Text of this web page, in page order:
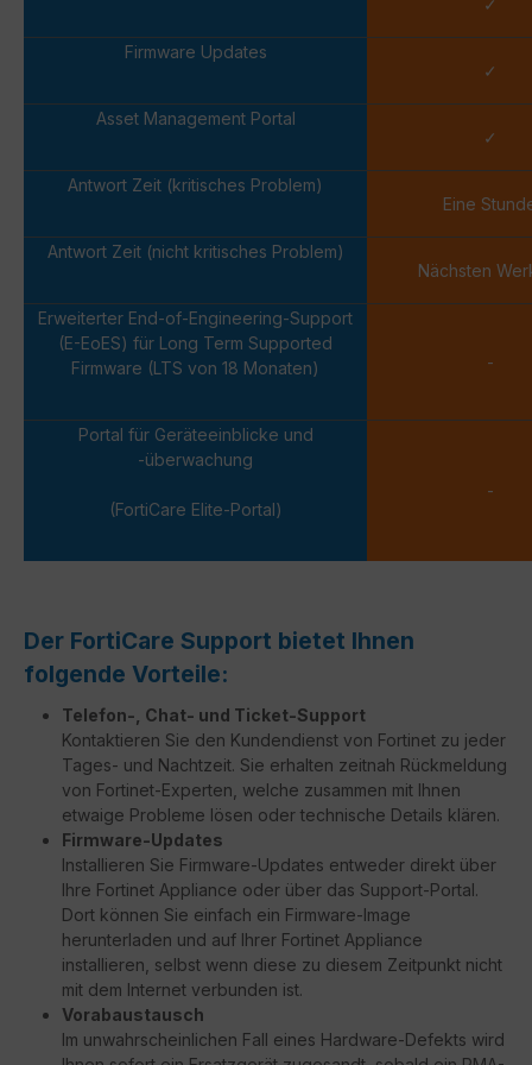
Firmware Updates
✓
Asset Management Portal
✓
Antwort Zeit (kritisches Problem)
Eine
Antwort Zeit (nicht kritisches Problem)
Nächsten
Erweiterter End-of-Engineering-Support
(E-EoES) für Long Term Supported
Firmware (LTS von 18 Monaten)
-
Portal für Geräteeinblicke und
-überwachung
(FortiCare Elite-Portal)
-
Der FortiCare Support bietet Ihnen
folgende Vorteile:
Telefon-, Chat- und Ticket-Support
Kontaktieren Sie den Kundendienst von Fortinet zu jeder
Tages- und Nachtzeit. Sie erhalten zeitnah Rückmeldung
von Fortinet-Experten, welche zusammen mit Ihnen
etwaige Probleme lösen oder technische Details klären.
Firmware-Updates
Installieren Sie Firmware-Updates entweder direkt über
Ihre Fortinet Appliance oder über das Support-Portal.
Dort können Sie einfach ein Firmware-Image
herunterladen und auf Ihrer Fortinet Appliance
installieren, selbst wenn diese zu diesem Zeitpunkt nicht
mit dem Internet verbunden ist.
Vorabaustausch
Im unwahrscheinlichen Fall eines Hardware-Defekts wird